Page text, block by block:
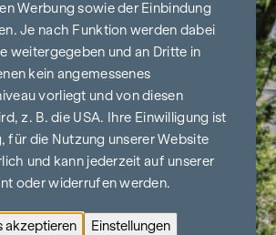
Werbung sowie der Einbindung
Je nach Funktion werden dabei
weitergegeben und an Dritte in
kein angemessenes
vorliegt und von diesen
z. B. die USA. Ihre Einwilligung ist
für die Nutzung unserer Website
und kann jederzeit auf unserer
oder widerrufen werden.
akzeptieren
Einstellungen